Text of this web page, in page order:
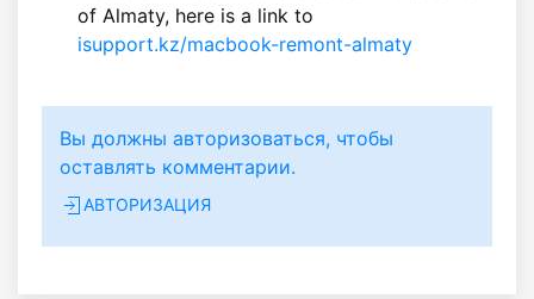
of Almaty, here is a link to
isupport.kz/macbook-remont-almaty
Вы должны авторизоваться, чтобы
оставлять комментарии.
АВТОРИЗАЦИЯ